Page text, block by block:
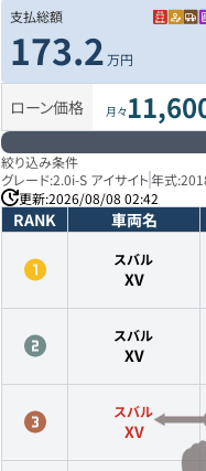
支払総額
173.2万円
ローン価格 月々
絞り込み条件
グレード:2.0i-S アイサイト年式:
更新:2026/08/08 02:42
RANK 車両名
スバル
XV
スバル
XV
スバル
XV